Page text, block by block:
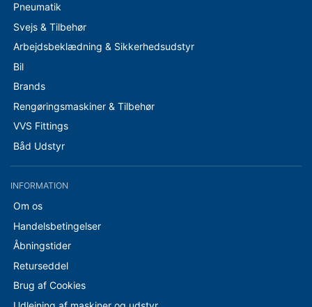
Pneumatik
Svejs & Tilbehør
Arbejdsbeklædning & Sikkerhedsudstyr
Bil
Brands
Rengøringsmaskiner & Tilbehør
VVS Fittings
Båd Udstyr
INFORMATION
Om os
Handelsbetingelser
Åbningstider
Returseddel
Brug af Cookies